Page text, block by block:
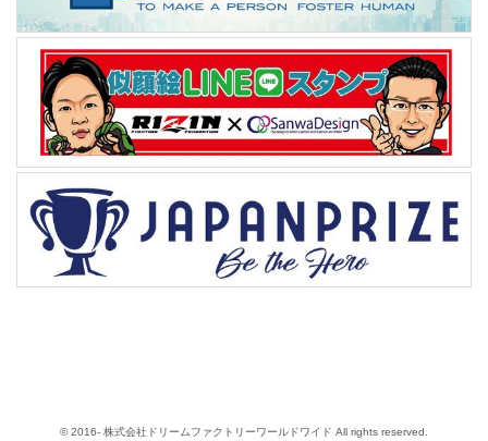
© 2016- 株式会社ドリームファクトリーワールドワイド All rights reserved.